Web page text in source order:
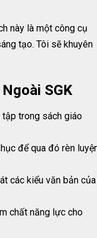
này là một công cụ
tạo. Tôi sẽ khuyên
SGK
tập trong sách giáo
để qua đó rèn
các kiểu văn bản của
chất năng lực cho